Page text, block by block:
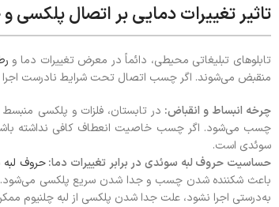
تاثیر تغییرات دمایی بر اتصال پلکسی
تابلوهای تبلیغاتی محیطی، دائماً در معرض تغییرات دما و
منقبض می‌شوند. اگر چسب اتصال تحت شرایط نادرست اجرا
چرخه انبساط و انقباض: در تابستان، فلزات و پلکسی
چسب می‌شود. اگر چسب خاصیت انعطاف کافی نداشته
سوئدی است.
حساسیت حروف لبه سوئدی در برابر تغییرات دما:حروف
باعث شکننده شدن چسب و جدا شدن سریع پلکسی می‌شود. در
به‌درستی اجرا نشود، علت جدا شدن پلکسی از لبه چلنیوم